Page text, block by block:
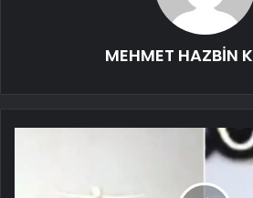
MEHMET HAZBİN